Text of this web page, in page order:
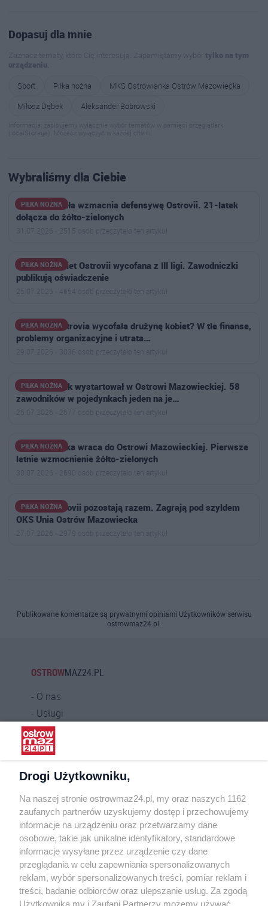
Dopasuj dla mnie
Zaznacz tematy, które Cię interesują. Zapamiętamy wybórtylko na tym
urządzeniu.
Sport
Piłka nożna
MKS Ostrowianka Ostrów Mazowiecka
Miłosz Dębek
Aleksander Bobrowski
Informacja: zapisujemy wyłącznie wybór tematów w pamięci przeglądarki
(localStorage). Możesz wyłączyć w każdej chwili.
Wybraliśmy dla Ciebie
PIŁKA NOŻNA
Jakub Ruchała wzmacnia defensywę Ostrovii. 21-latek
dołącza do żółto-zielonych
31.07.2026 · 2515 osób przeczytało ten artykuł
PIŁKA NOŻNA
Drużyna kobiet Ostrovii wycofana z III ligi. Zawodniczki
publikują oświadczenie
25.07.2026 · 4654 osób przeczytało ten artykuł
PIŁKA NOŻNA
Dlaczego Ostrovia wycofała drużynę kobiet? W tle finanse,
problemy organizacyjne i utrata…
29.07.2026 · 3036 osób przeczytało ten artykuł
PIŁKA NOŻNA
Aktywny Orlik wystartował w Ostrowi Mazowieckiej. 58
zawodników w pojedynkach jeden na je…
25.07.2026 · 2677 osób przeczytało ten artykuł
PIŁKA NOŻNA
Jakub Choinka wraca do Ostrowi Mazowieckiej. Pierwsze
letnie wzmocnienie żółto-zielonych
30.07.2026 · 2690 osób przeczytało ten artykuł
PIŁKA NOŻNA
Piłkarki Ostrovii pozostają razem. Zagrają pod szyldem
OKS Unia Ostrów Mazowiecka
27.07.2026 · 2979 osób przeczytało ten artykuł
Publikowane komentarze są prywatnymi opiniami Użytkowników serwisu
ostrowmaz24.pl.
OSTROWMAZ24.PL
O nas
Usługi
Praca
Warunki korzystania
Kontakt
INFORMATOR
Bankomaty
Msze święte
Nocna pomoc lekarska
Taxi
REKLAMA
Drogi Użytkowniku,
Na naszej stronie ostrowmaz24.pl, my oraz naszych 1162
zaufanych partnerów uzyskujemy dostęp i przechowujemy
informacje na urządzeniu oraz przetwarzamy dane
osobowe, takie jak unikalne identyfikatory, standardowe
informacje wysyłane przez urządzenie czy dane
przeglądania w celu zapewniania spersonalizowanych
reklam, wybór spersonalizowanych treści, pomiar reklam i
treści, badanie odbiorców oraz ulepszanie usług. Za zgodą
Użytkownika my i Zaufani Partnerzy możemy używać